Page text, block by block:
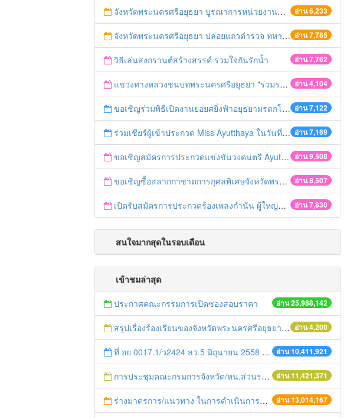
อ่าน 6,233
จังหวัดพระนครศรีอยุธยา บูรณาการหน่วยงานที่เกี่ยวข้อง ลงพื้นที่จัดระเบียบและดำเนินมาตรการตามบทลงโทษสูงสุดกับผู้ประกอบการร้านค้าที่ยังฝ่าฝืนตั้งร้านค้ารุกล้ำเขตพื้นที่ทางหลวง เตรียมความปลอดภัยก่อนเทศกาลสงกรานต์
อ่าน 7,785
จังหวัดพระนครศรีอยุธยา ปล่อยแถวตำรวจ ทหาร ฝ่ายปกครอง กว่า 100 นาย ตรวจเข้มท่ารถสาธารณะ สถานีขนส่งรถโดยสาร วินรถตู้ และสถานีรถไฟ เตรียมรับมือเทศกาลสงกรานต์
อ่าน 7,762
วิธีเล่นสงกรานต์สร้างสรรค์ ร่วมใจกันรักน้ำ
อ่าน 4,104
แขวงทางหลวงชนบทพระนครศรีอยุธยา "ร่วมรณรงค์ ขับช้า เปิดไฟหน้า คาดเข็มขัด" เทศกาลสงกรานต์ ปี 2561
อ่าน 7,122
ขอเชิญร่วมพิธีเปิดงานยอยศยิ่งฟ้าอยุธยามรดกโลก
อ่าน 7,169
ร่วมเชียร์ผู้เข้าประกวด Miss Ayutthaya ในวันที่ 15 ธันวาคม 2560
อ่าน 9,508
ขอเชิญสมัครการประกวดแข่งขันวงดนตรี Ayutthaya battle of the bands
อ่าน 8,507
ขอเชิญซื้อสลากกาชาดการกุศลพิเศษจังหวัดพระนครศรีอยุธยา 2560
อ่าน 7,830
เปิดรับสมัครการประกวดร้องเพลงกำนัน ผู้ใหญ่บ้าน ฯลฯ
สนใจมากสุดในรอบเดือน
เข้าชมล่าสุด
อ่าน 25,988,142
ประกาศคณะกรรมการเปิดซองสอบราคา
อ่าน 4,200
สรุปเรื่องร้องเรียนของจังหวัดพระนครศรีอยุธยาประจำวันที่ 29 - 30 ธันวาคม 2557
อ่าน 10,411,921
ที่ อย 0017.1/ว2424 ลว.5 มิถุนายน 2558 เรื่อง แจ้งกำหนดตรวจประเมินและให้คะแนนหน่วยงานที่สมัครเข้าร่วมโครงการพัฒนาหน่วยงานต้นแบบในการจัดตั้งศูนย์ข้อมูลข่าวสารของราชการฯ ประจำปีงบประมาณ พ.ศ. 2558
อ่าน 11,421,371
การประชุมคณะกรมการจังหวัด/หน.ส่วนราชการประจำเดือน มิถุนายน 2558
อ่าน 13,014,167
ร่างมาตรการ/แนวทาง ในการดำเนินการประกอบการตรวจราชการแบบบูรณาการ